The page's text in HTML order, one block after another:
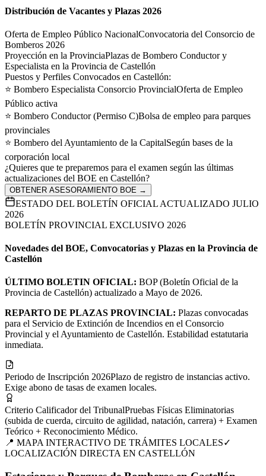
Distribución de Vacantes y Plazas 2026
Oferta de Empleo Público NacionalConvocatoria del Consorcio de
Bomberos 2026
Proyección en la ProvinciaPlazas de Bombero Conductor y
Especialista en la Provincia de Castellón
Puestos y Perfiles Convocados en Castellón:
Bombero Especialista Consorcio ProvincialOferta de Empleo
Público activa
Bombero Conductor (Permiso C)Bolsa de empleo para parques
provinciales
Bombero del Ayuntamiento de la CapitalSegún bases de la
corporación local
¿Quieres que te preparemos para el examen según las últimas
actualizaciones del BOE enCastellón?
OBTENER ASESORAMIENTO BOE →
ESTADO DEL BOLETÍN OFICIAL ACTUALIZADO JULIO
2026
BOLETÍN PROVINCIAL EXCLUSIVO 2026
Novedades del BOE, Convocatorias y Plazas en la Provincia de
Castellón
ÚLTIMO BOLETIN OFICIAL: BOP (Boletín Oficial de la
Provincia de Castellón) actualizado a Mayo de 2026.
REPARTO DE PLAZAS PROVINCIAL: Plazas convocadas
para el Servicio de Extinción de Incendios en el Consorcio
Provincial y el Ayuntamiento de Castellón. Estabilidad estatutaria
Periodo de Inscripción 2026Plazo de registro de instancias activo.
Exige abono de tasas de examen locales.
Criterio Calificador del TribunalPruebas Físicas Eliminatorias
(subida de cuerda, circuito de agilidad, natación, carrera) + Examen
Teórico + Reconocimiento Médico.
📍 MAPA INTERACTIVO DE TRÁMITES LOCALES